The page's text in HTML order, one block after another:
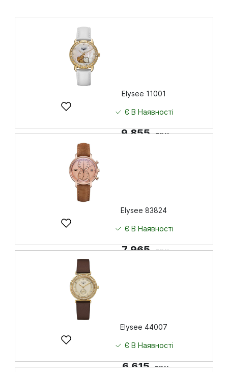
Elysee 11001
Є В Наявності
9 855 грн
Elysee 83824
Є В Наявності
7 965 грн
Elysee 44007
Є В Наявності
6 615 грн